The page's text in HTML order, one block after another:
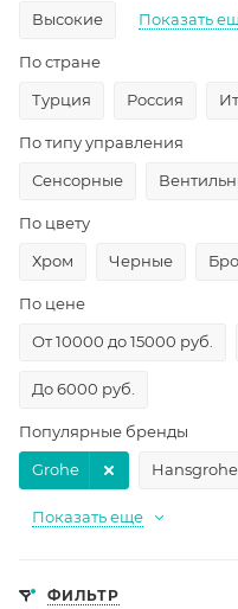
Высокие Показать
По стране
Турция
Россия
По типу управления
Сенсорные
По цвету
Хром
Черные
По цене
От 10000 до 15000 руб.
До 6000 руб.
Популярные бренды
Grohe
Hansgrohe
Показать еще
ФИЛЬТР